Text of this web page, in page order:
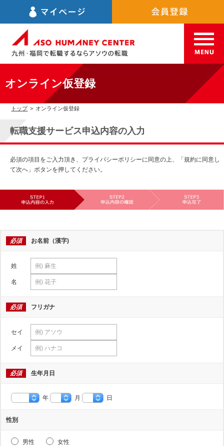
オンライン仮登録
トップ > オンライン仮登録
転職支援サービス申込内容の入力
必須の項目をご入力頂き、プライバシーポリシーに同意の上、「規約に同意し
て次へ」ボタンを押してください。
必須 お名前（漢字)
姓
名
必須 フリガナ
セイ
メイ
必須 生年月日
年 月 日
性別
男性
女性